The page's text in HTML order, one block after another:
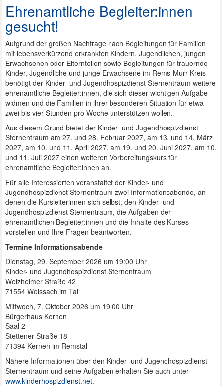
Ehrenamtliche Begleiter:innen
gesucht!
Aufgrund der großen Nachfrage nach Begleitungen für Familien
mit lebensverkürzend erkrankten Kindern, Jugendlichen, jungen
Erwachsenen oder Elternteilen sowie Begleitungen für trauernde
Kinder, Jugendliche und junge Erwachsene im Rems-Murr-Kreis
benötigt der Kinder- und Jugendhospizdienst Sternentraum weitere
ehrenamtliche Begleiter:innen, die sich dieser wichtigen Aufgabe
widmen und die Familien in ihrer besonderen Situation für etwa
zwei bis vier Stunden pro Woche unterstützen wollen.
Aus diesem Grund bietet der Kinder- und Jugendhospizdienst
Sternentraum am 27. und 28. Februar 2027, am 13. und 14. März
2027, am 10. und 11. April 2027, am 19. und 20. Juni 2027, am 10.
und 11. Juli 2027 einen weiteren Vorbereitungskurs für
ehrenamtliche Begleiter:innen an.
Für alle Interessierten veranstaltet der Kinder- und
Jugendhospizdienst Sternentraum zwei Informationsabende, an
denen die Kursleiterinnen sich selbst, den Kinder- und
Jugendhospizdienst Sternentraum, die Aufgaben der
ehrenamtlichen Begleiter:innen und die Inhalte des Kurses
vorstellen und Ihre Fragen beantworten.
Termine Informationsabende
Dienstag, 29. September 2026 um 19:00 Uhr
Kinder- und Jugendhospizdienst Sternentraum
Welzheimer Straße 42
71554 Weissach im Tal
Mittwoch, 7. Oktober 2026 um 19:00 Uhr
Bürgerhaus Kernen
Saal 2
Stettener Straße 18
71394 Kernen im Remstal
Nähere Informationen über den Kinder- und Jugendhospizdienst
Sternentraum und seine Aufgaben erhalten Sie auch unter
www.kinderhospizdienst.net.